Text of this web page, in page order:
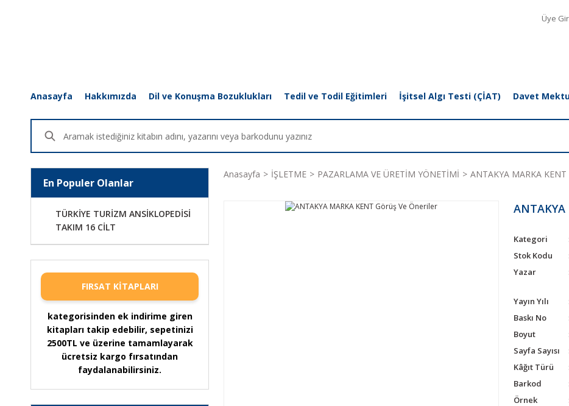
Üye
Anasayfa Hakkımızda Dil ve Konuşma Bozuklukları Tedil ve Todil Eğitimleri İşitsel Algı Testi (ÇİAT) Davet
En Populer Olanlar
TÜRKİYE TURİZM ANSİKLOPEDİSİ
TAKIM 16 CİLT
FIRSAT KİTAPLARI
kategorisinden ek indirime giren
kitapları takip edebilir, sepetinizi
2500TL ve üzerine tamamlayarak
ücretsiz kargo fırsatından
faydalanabilirsiniz.
Anasayfa İŞLETME PAZARLAMA VE ÜRETİM YÖNETİMİ ANTAKYA MARKA
Kategori
Stok Kodu
Yazar
Yayın Yılı
Baskı No
Boyut
Sayfa Sayısı
Kâğıt Türü
Barkod
Örnek